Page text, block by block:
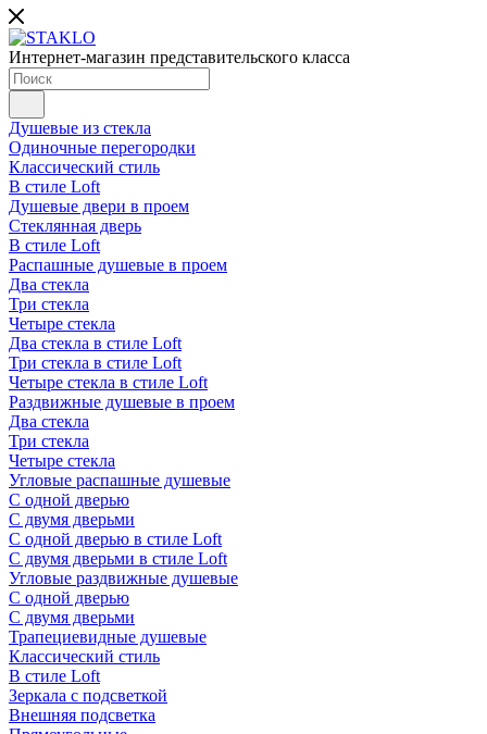
Интернет-магазин представительского класса
Душевые из стекла
Одиночные перегородки
Классический стиль
В стиле Loft
Душевые двери в проем
Стеклянная дверь
В стиле Loft
Распашные душевые в проем
Два стекла
Три стекла
Четыре стекла
Два стекла в стиле Loft
Три стекла в стиле Loft
Четыре стекла в стиле Loft
Раздвижные душевые в проем
Два стекла
Три стекла
Четыре стекла
Угловые распашные душевые
С одной дверью
С двумя дверьми
С одной дверью в стиле Loft
С двумя дверьми в стиле Loft
Угловые раздвижные душевые
С одной дверью
С двумя дверьми
Трапециевидные душевые
Классический стиль
В стиле Loft
Зеркала с подсветкой
Внешняя подсветка